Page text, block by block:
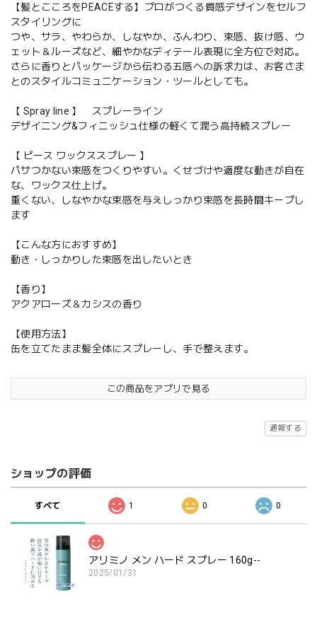
【髪とこころをPEACEする】プロがつくる質感デザインをセルフ
スタイリングに
つや、サラ、やわらか、しなやか、ふんわり、束感、抜け感、ウ
ェット＆ルーズなど、細やかなディテール表現に全方位で対応。
さらに香りとパッケージから伝わる五感への訴求力は、お客さま
とのスタイルコミュニケーション・ツールとしても。
【 Spray line 】 スプレーライン
デザイニング&フィニッシュ仕様の軽くて潤う高持続スプレー
【 ピース ワックススプレー 】
パサつかない束感をつくりやすい。くせづけや適度な動きが自在
な、ワックス仕上げ。
重くない、しなやかな束感を与えしっかり束感を長時間キープし
ます
【こんな方におすすめ】
動き・しっかりした束感を出したいとき
【香り】
アクアローズ＆カシスの香り
【使用方法】
缶を立てたまま髪全体にスプレーし、手で整えます。
この商品をアプリで見る
通報する
ショップの評価
すべて 1 0 0
アリミノ メン ハード スプレー 160g--
2025/01/31